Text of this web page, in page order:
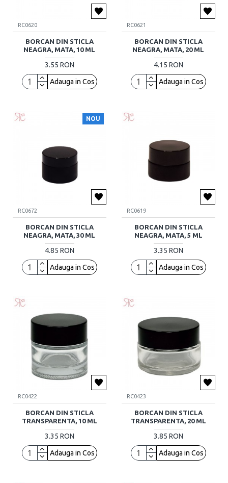
RC0620
BORCAN DIN STICLA
NEAGRA, MATA, 10 ML
3.55 RON
Adauga in Cos
RC0621
BORCAN DIN STICLA
NEAGRA, MATA, 20 ML
4.15 RON
Adauga in Cos
NOU
RC0672
BORCAN DIN STICLA
NEAGRA, MATA, 30 ML
4.85 RON
Adauga in Cos
RC0619
BORCAN DIN STICLA
NEAGRA, MATA, 5 ML
3.35 RON
Adauga in Cos
RC0422
BORCAN DIN STICLA
TRANSPARENTA, 10 ML
3.35 RON
Adauga in Cos
RC0423
BORCAN DIN STICLA
TRANSPARENTA, 20 ML
3.85 RON
Adauga in Cos